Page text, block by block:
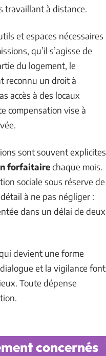
travaillant à distance.
et espaces nécessaires
qu’il s’agisse de
du logement, le
reconnu un droit à
accès à des locaux
compensation vise à
sont souvent explicites
forfaitairechaque mois.
sociale sous réserve de
à ne pas négliger :
dans un délai de deux
devient une forme
et la vigilance font
Toute dépense
concernés